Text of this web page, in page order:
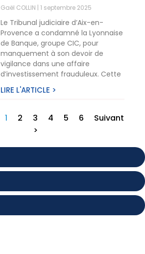
Gaël COLLIN 1 septembre 2025
Le Tribunal judiciaire d’Aix-en-
Provence a condamné la Lyonnaise
de Banque, groupe CIC, pour
manquement à son devoir de
vigilance dans une affaire
d’investissement frauduleux. Cette
LIRE L'ARTICLE >
1 2 3 4 5 6
Suivant
>